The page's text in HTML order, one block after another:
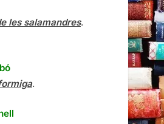
les salamandres.
.